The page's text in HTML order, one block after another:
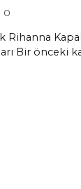
0
Rihanna
Bir önceki